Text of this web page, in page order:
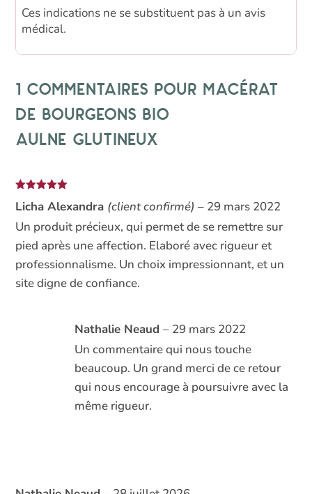
Ces indications ne se substituent pas à un avis
médical.
1 commentaires pour Macérat
de bourgeons bio
Aulne glutineux
5
Licha Alexandra (client confirmé) – 29 mars 2022
Un produit précieux, qui permet de se remettre sur
pied après une affection. Elaboré avec rigueur et
professionnalisme. Un choix impressionnant, et un
site digne de confiance.
Nathalie Neaud– 29 mars 2022
Un commentaire qui nous touche
beaucoup. Un grand merci de ce retour
qui nous encourage à poursuivre avec la
même rigueur.